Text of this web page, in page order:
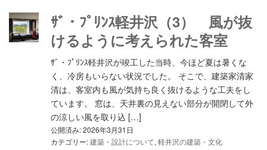
ｻﾞ・ﾌﾟﾘﾝｽ軽井沢（3） 風が抜
けるように考えられた客室
ｻﾞ・ﾌﾟﾘﾝｽ軽井沢が竣工した当時、今ほど夏は暑くな
く、冷房もいらない状況でした。 そこで、建築家清家
清は、客室内も風が気持ち良く抜けるような工夫をし
ています。 窓は、天井裏の見えない部分が開閉して外
の涼しい風を取り込 […]
公開済み: 2026年3月31日
カテゴリー:建築・設計について, 軽井沢の建築・文化